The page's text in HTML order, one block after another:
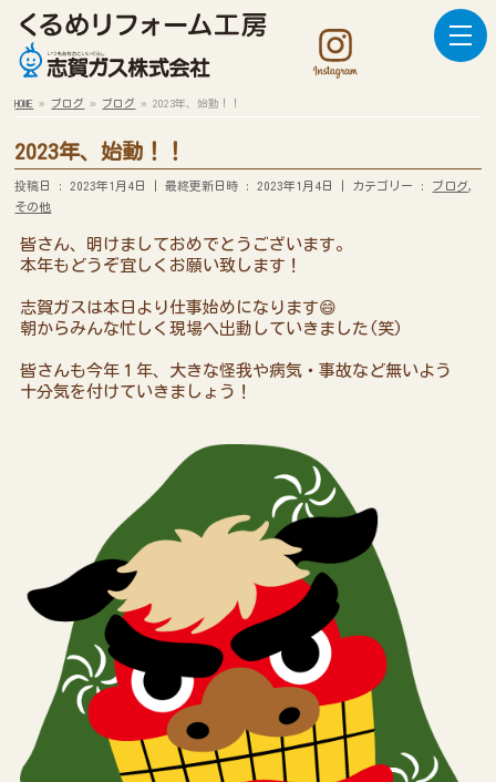
HOME » ブログ » ブログ » 2023年、始動！！
2023年、始動！！
投稿日 : 2023年1月4日 最終更新日時 : 2023年1月4日 カテゴリー : ブログ
その他
皆さん、明けましておめでとうございます。
本年もどうぞ宜しくお願い致します！
志賀ガスは本日より仕事始めになります😄
朝からみんな忙しく現場へ出動していきました(笑)
皆さんも今年１年、大きな怪我や病気・事故など無いよう
十分気を付けていきましょう！